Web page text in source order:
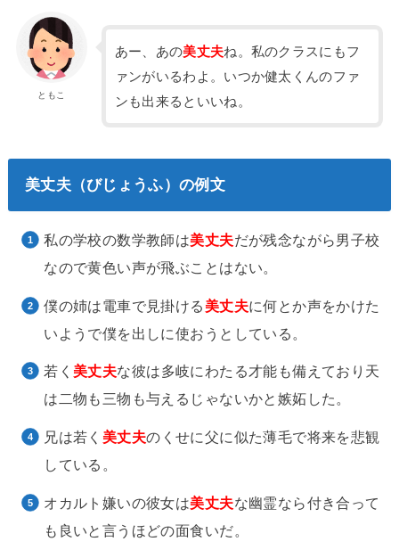
ともこ
あー、あの美丈夫ね。私のクラスにもフ
ァンがいるわよ。いつか健太くんのファ
ンも出来るといいね。
美丈夫（びじょうふ）の例文
私の学校の数学教師は美丈夫だが残念ながら男子校
なので黄色い声が飛ぶことはない。
僕の姉は電車で見掛ける 美丈夫に何とか声をかけた
いようで僕を出しに使おうとしている。
若く 美丈夫な彼は多岐にわたる才能も備えており天
は二物も三物も与えるじゃないかと嫉妬した。
兄は若く 美丈夫のくせに父に似た薄毛で将来を悲観
している。
オカルト嫌いの彼女は美丈夫な幽霊なら付き合って
も良いと言うほどの面食いだ。